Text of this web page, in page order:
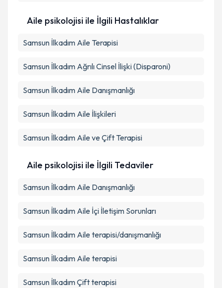
Aile psikolojisi ile İlgili Hastalıklar
Samsun İlkadım Aile Terapisi
Samsun İlkadım Ağrılı Cinsel İlişki (Disparoni)
Samsun İlkadım Aile Danışmanlığı
Samsun İlkadım Aile İlişkileri
Samsun İlkadım Aile ve Çift Terapisi
Aile psikolojisi ile İlgili Tedaviler
Samsun İlkadım Aile Danışmanlığı
Samsun İlkadım Aile İçi İletişim Sorunları
Samsun İlkadım Aile terapisi/danışmanlığı
Samsun İlkadım Aile terapisi
Samsun İlkadım Çift terapisi